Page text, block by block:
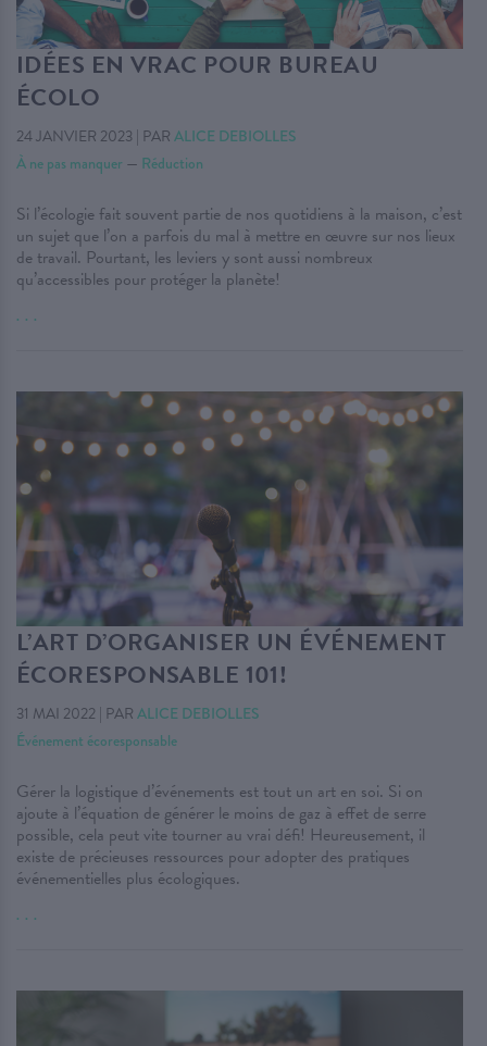
IDÉES EN VRAC POUR BUREAU
ÉCOLO
24 JANVIER 2023 | PAR ALICE DEBIOLLES
À ne pas manquer — Réduction
Si l’écologie fait souvent partie de nos quotidiens à la maison, c’est
un sujet que l’on a parfois du mal à mettre en œuvre sur nos lieux
de travail. Pourtant, les leviers y sont aussi nombreux
qu’accessibles pour protéger la planète!
. . .
L’ART D’ORGANISER UN ÉVÉNEMENT
ÉCORESPONSABLE 101!
31 MAI 2022 | PAR ALICE DEBIOLLES
Événement écoresponsable
Gérer la logistique d’événements est tout un art en soi. Si on
ajoute à l’équation de générer le moins de gaz à effet de serre
possible, cela peut vite tourner au vrai défi! Heureusement, il
existe de précieuses ressources pour adopter des pratiques
événementielles plus écologiques.
. . .